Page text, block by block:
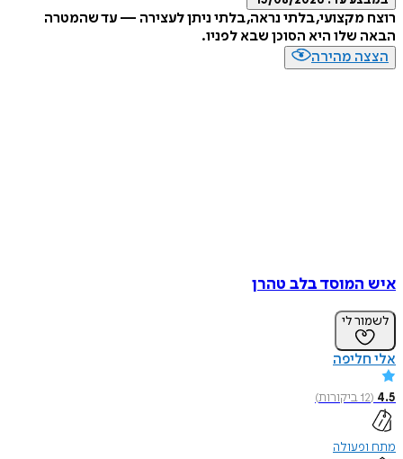
מקצועי, בלתי נראה, בלתי ניתן לעצירה — עד שהמטרה
שלו היא הסוכן שבא לפניו.
מהירה
בלב טהרן
לי
ביקורות)